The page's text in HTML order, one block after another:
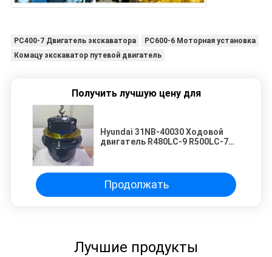
PC400-7 Двигатель экскаватора
PC600-6 Моторная установка
Комацу экскаватор путевой двигатель
Получить лучшую цену для
Hyundai 31NB-40030 Ходовой
двигатель R480LC-9 R500LC-7
двигатель
Высокопроизводительный
компонент главной передачи
Продолжать
Лучшие продукты